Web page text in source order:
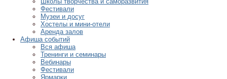
Фестивали
Музеи и досуг
Хостелы и мини-отели
Аренда залов
Афиша событий
Вся афиша
Тренинги и семинары
Вебинары
Фестивали
Ярмарки